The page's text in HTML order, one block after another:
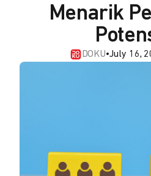
Menarik
DOKU•July 16,